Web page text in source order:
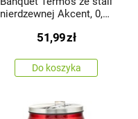
nierdzewnej Akcent, 0,5
51,99zł
Do koszyka